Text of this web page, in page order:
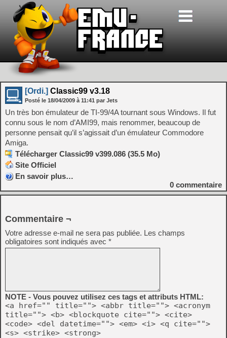
[Ordi.] Classic99 v3.18
Posté le 18/04/2009 à 11:41 par Jets
Un très bon émulateur de TI-99/4A tournant sous Windows. Il fut
connu sous le nom d’AMI99, mais renommer, beaucoup de
personne pensait qu’il s’agissait d’un émulateur Commodore
Amiga.
Télécharger Classic99 v399.086 (35.5 Mo)
Site Officiel
En savoir plus…
0 commentaire
Commentaire ¬
Votre adresse e-mail ne sera pas publiée. Les champs
obligatoires sont indiqués avec *
NOTE - Vous pouvez utilisez ces tags et attributs HTML:
<a href="" title=""> <abbr title=""> <acronym
title=""> <b> <blockquote cite=""> <cite>
<code> <del datetime=""> <em> <i> <q cite="">
<s> <strike> <strong>